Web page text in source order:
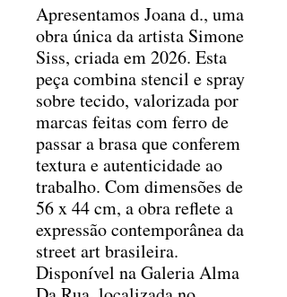
Apresentamos Joana d., uma
obra única da artista Simone
Siss, criada em 2026. Esta
peça combina stencil e spray
sobre tecido, valorizada por
marcas feitas com ferro de
passar a brasa que conferem
textura e autenticidade ao
trabalho. Com dimensões de
56 x 44 cm, a obra reflete a
expressão contemporânea da
street art brasileira.
Disponível na Galeria Alma